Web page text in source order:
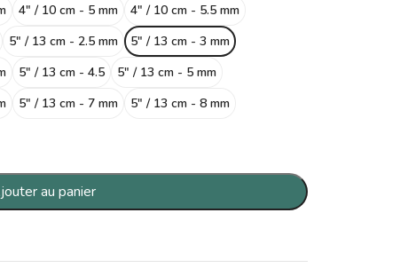
4" / 10 cm - 5 mm
4" / 10 cm - 5.5 mm
5" / 13 cm - 2.5 mm
5" / 13 cm - 3 mm
5" / 13 cm - 4.5
5" / 13 cm - 5 mm
5" / 13 cm - 7 mm 5" / 13 cm - 8 mm
au panier